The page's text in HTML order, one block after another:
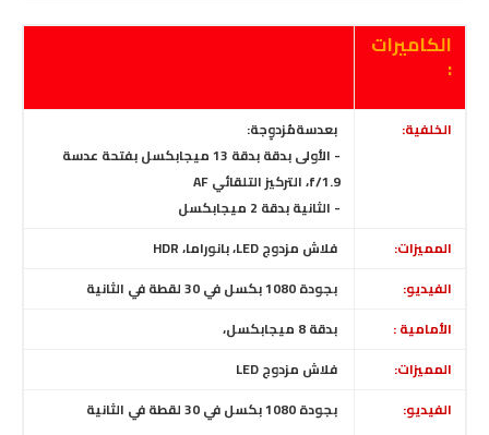
الكاميرات
:
الخلفية: بعدسةمُزدوِجة:
- الأولى بدقة بدقة 13 ميجابكسل بفتحة عدسة
f/1.9، التركيز التلقائي AF
- الثانية بدقة 2 ميجابكسل
المميزات:
فلاش مزدوج
الفيديو:
بجودة 1080 بكسل في 30 لقطة في الثانية
الأمامية :
بدقة 8 ميجابكسل،
المميزات:
فلاش مزدوج
الفيديو:
بجودة 1080 بكسل في 30 لقطة في الثانية